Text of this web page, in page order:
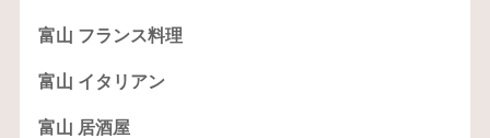
富山 フランス料理
富山 イタリアン
富山 居酒屋